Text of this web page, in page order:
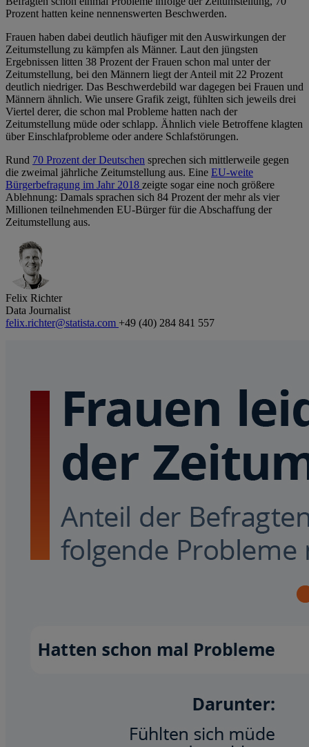
Prozent hatten keine nennenswerten Beschwerden.
Frauen haben dabei deutlich häufiger mit den Auswirkungen der
Zeitumstellung zu kämpfen als Männer. Laut den jüngsten
Ergebnissen litten 38 Prozent der Frauen schon mal unter der
Zeitumstellung, bei den Männern liegt der Anteil mit 22 Prozent
deutlich niedriger. Das Beschwerdebild war dagegen bei Frauen und
Männern ähnlich. Wie unsere Grafik zeigt, fühlten sich jeweils drei
Viertel derer, die schon mal Probleme hatten nach der
Zeitumstellung müde oder schlapp. Ähnlich viele Betroffene klagten
über Einschlafprobleme oder andere Schlafstörungen.
Rund 70 Prozent der Deutschen sprechen sich mittlerweile gegen
die zweimal jährliche Zeitumstellung aus. Eine EU-weite
Bürgerbefragung im Jahr 2018 zeigte sogar eine noch größere
Ablehnung: Damals sprachen sich 84 Prozent der mehr als vier
Millionen teilnehmenden EU-Bürger für die Abschaffung der
Zeitumstellung aus.
Felix Richter
Data Journalist
felix.richter@statista.com +49 (40) 284 841 557